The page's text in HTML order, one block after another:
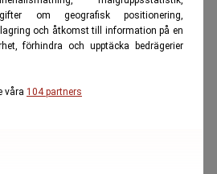
om geografisk positionering,
och åtkomst till information på en
förhindra och upptäcka bedrägerier
våra 104 partners